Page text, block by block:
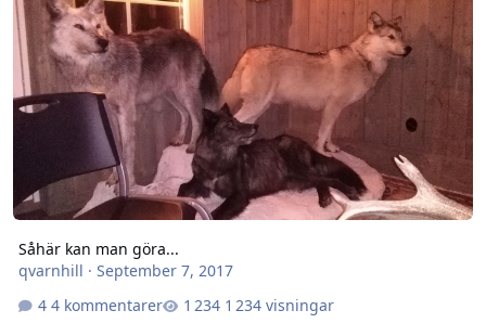
Såhär kan man göra...
qvarnhill · September 7, 2017
4 kommentarer
1 234 visningar